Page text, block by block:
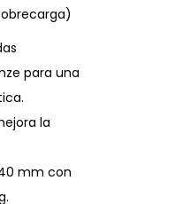
para una
la
mm con